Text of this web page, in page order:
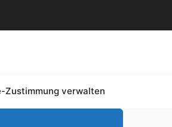
Zustimmung verwalten